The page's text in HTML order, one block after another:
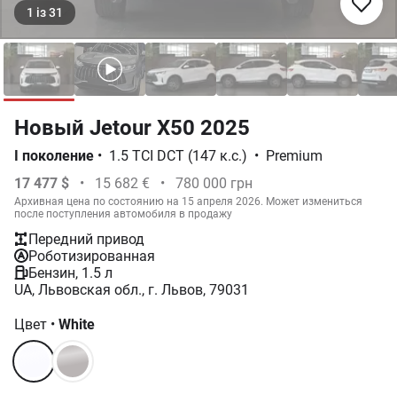
1 із31
Новый Jetour X50 2025
I поколение • 1.5 TCI DCT (147 к.с.) • Premium
17 477 $
• 15 682 € • 780 000 грн
Архивная цена по состоянию на 15 апреля 2026. Может измениться
после поступления автомобиля в продажу
Передний привод
Роботизированная
Бензин, 1.5 л
UA, Львовская обл., г. Львов, 79031
Цвет • White